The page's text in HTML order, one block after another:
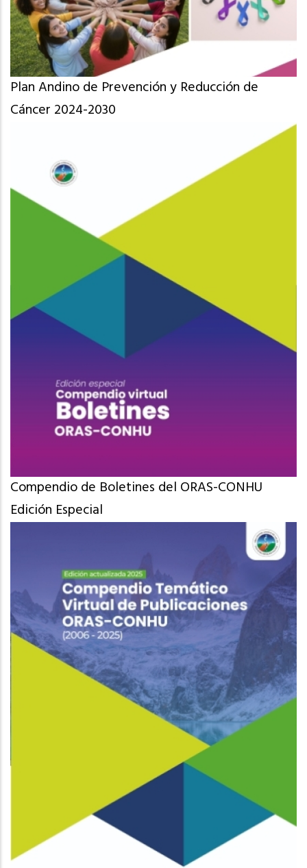
Plan Andino de Prevención y Reducción de
Cáncer 2024-2030
Compendio de Boletines del ORAS-CONHU
Edición Especial